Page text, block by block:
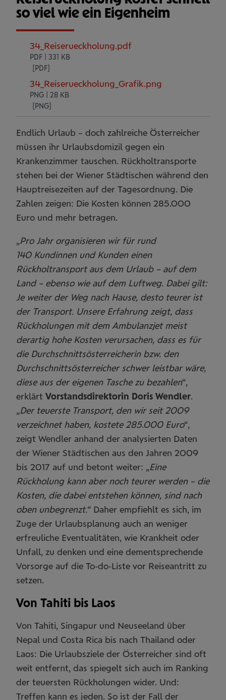
so viel wie ein Eigenheim
34_Reiserueckholung.pdf
PDF | 331 KB
34_Reiserueckholung_Grafik.png
PNG | 28 KB
Endlich Urlaub – doch zahlreiche Österreicher
müssen ihr Urlaubsdomizil gegen ein
Krankenzimmer tauschen. Rückholtransporte
stehen bei der Wiener Städtischen während den
Hauptreisezeiten auf der Tagesordnung. Die
Zahlen zeigen: Die Kosten können 285.000
Euro und mehr betragen.
„Pro Jahr organisieren wir für rund
140 Kundinnen und Kunden einen
Rückholtransport aus dem Urlaub – auf dem
Land – ebenso wie auf dem Luftweg. Dabei gilt:
Je weiter der Weg nach Hause, desto teurer ist
der Transport. Unsere Erfahrung zeigt, dass
Rückholungen mit dem Ambulanzjet meist
derartig hohe Kosten verursachen, dass es für
die Durchschnittsösterreicherin bzw. den
Durchschnittsösterreicher schwer leistbar wäre,
diese aus der eigenen Tasche zu bezahlen“,
erklärt Vorstandsdirektorin Doris Wendler.
„Der teuerste Transport, den wir seit 2009
verzeichnet haben, kostete 285.000 Euro“,
zeigt Wendler anhand der analysierten Daten
der Wiener Städtischen aus den Jahren 2009
bis 2017 auf und betont weiter: „Eine
Rückholung kann aber noch teurer werden – die
Kosten, die dabei entstehen können, sind nach
oben unbegrenzt.“ Daher empfiehlt es sich, im
Zuge der Urlaubsplanung auch an weniger
erfreuliche Eventualitäten, wie Krankheit oder
Unfall, zu denken und eine dementsprechende
Vorsorge auf die To-do-Liste vor Reiseantritt zu
setzen.
Von Tahiti bis Laos
Von Tahiti, Singapur und Neuseeland über
Nepal und Costa Rica bis nach Thailand oder
Laos: Die Urlaubsziele der Österreicher sind oft
weit entfernt, das spiegelt sich auch im Ranking
der teuersten Rückholungen wider. Und:
Treffen kann es jeden. So ist der Fall der